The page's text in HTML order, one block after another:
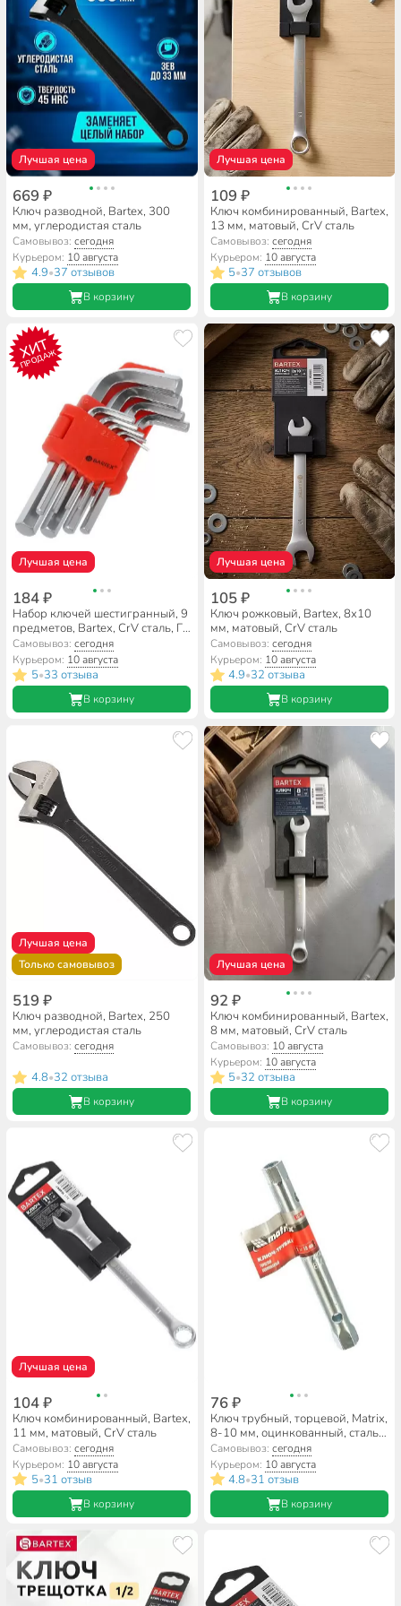
Лучшая цена
669 ₽
Ключ разводной, Bartex, 300
мм, углеродистая сталь
Самовывоз:сегодня
Курьером: 10 августа
4.9•37 отзывов
В корзину
Лучшая цена
109 ₽
Ключ комбинированный, Bartex,
13 мм, матовый, CrV сталь
Самовывоз: сегодня
Курьером: 10 августа
5•37 отзывов
В корзину
ХИТ
ПРОДАЖ
Лучшая цена
184 ₽
Набор ключей шестигранный, 9
предметов, Bartex, CrV сталь, Г-
образный, HEX, AI-2904002
Самовывоз:сегодня
Курьером: 10 августа
5•33 отзыва
В корзину
Лучшая цена
105 ₽
Ключ рожковый, Bartex, 8х10
мм, матовый, CrV сталь
Самовывоз: сегодня
Курьером: 10 августа
4.9•32 отзыва
В корзину
Лучшая цена
Только самовывоз
519 ₽
Ключ разводной, Bartex, 250
мм, углеродистая сталь
Самовывоз:сегодня
4.8•32 отзыва
В корзину
Лучшая цена
92 ₽
Ключ комбинированный, Bartex,
8 мм, матовый, CrV сталь
Самовывоз: 10 августа
Курьером: 10 августа
5•32 отзыва
В корзину
Лучшая цена
104 ₽
Ключ комбинированный, Bartex,
11 мм, матовый, CrV сталь
Самовывоз:сегодня
Курьером: 10 августа
5•31 отзыв
В корзину
76 ₽
Ключ трубный, торцевой, Matrix,
8-10 мм, оцинкованный, сталь,
13710
Самовывоз: сегодня
Курьером: 10 августа
4.8•31 отзыв
В корзину